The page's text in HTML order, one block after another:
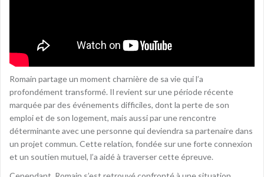
Romain partage un moment charnière de sa vie qui l’a
profondément transformé. Il revient sur une période récente
marquée par des événements difficiles, dont la perte de son
emploi et de son logement, mais aussi par une rencontre
déterminante avec une personne qui deviendra sa partenaire dans
un projet commun. Cette relation, fondée sur une forte connexion
et un soutien mutuel, l’a aidé à traverser cette épreuve.